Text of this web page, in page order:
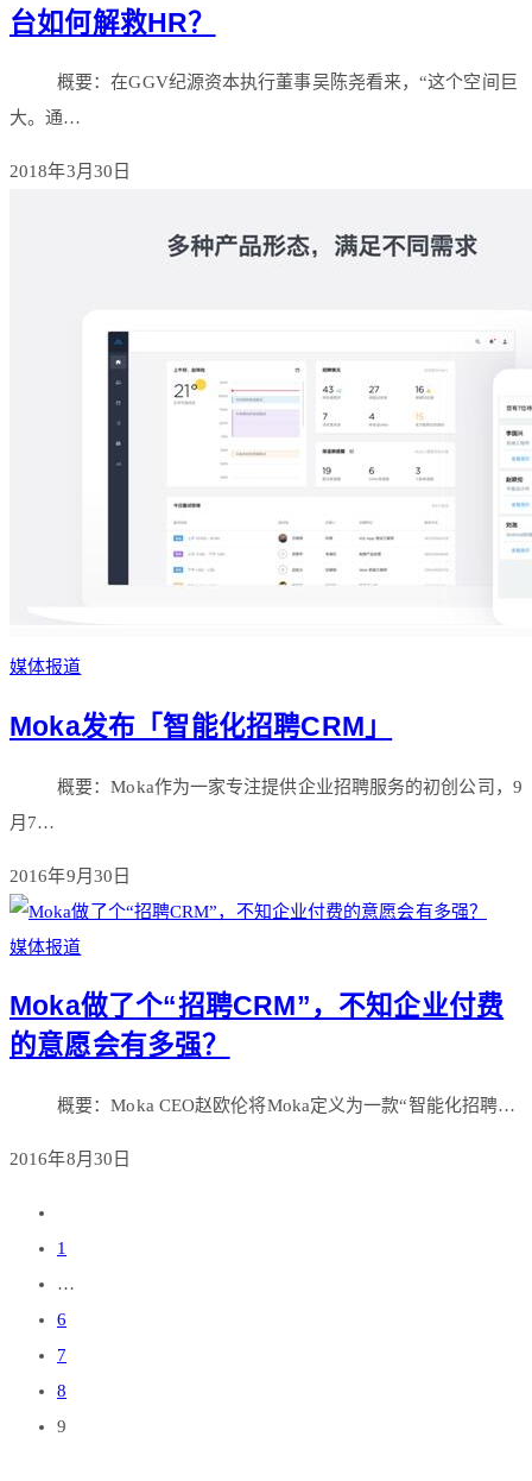
台如何解救HR？
概要：在GGV纪源资本执行董事吴陈尧看来，“这个空间巨
大。通…
2018年3月30日
媒体报道
Moka发布「智能化招聘CRM」
概要：Moka作为一家专注提供企业招聘服务的初创公司，9
月7…
2016年9月30日
媒体报道
Moka做了个“招聘CRM”，不知企业付费
的意愿会有多强？
概要：Moka CEO赵欧伦将Moka定义为一款“智能化招聘…
2016年8月30日
1
…
6
7
8
9